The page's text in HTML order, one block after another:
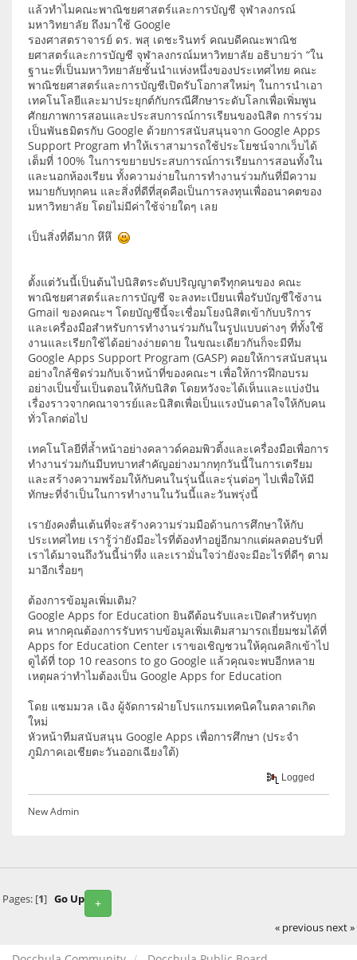
แล้วทำไมคณะพาณิชยศาสตร์และการบัญชี จุฬาลงกรณ์
มหาวิทยาลัย ถึงมาใช้ Google
รองศาสตราจารย์ ดร. พสุ เดชะรินทร์ คณบดีคณะพาณิช
ยศาสตร์และการบัญชี จุฬาลงกรณ์มหาวิทยาลัย อธิบายว่า “ใน
ฐานะที่เป็นมหาวิทยาลัยชั้นนำแห่งหนึ่งของประเทศไทย คณะ
พาณิชยศาสตร์และการบัญชีเปิดรับโอกาสใหม่ๆ ในการนำเอา
เทคโนโลยีและมาประยุกต์กับกรณีศึกษาระดับโลกเพื่อเพิ่มพูน
ศักยภาพการสอนและประสบการณ์การเรียนของนิสิต การร่วม
เป็นพันธมิตรกับ Google ด้วยการสนับสนุนจาก Google Apps
Support Program ทำให้เราสามารถใช้ประโยชน์จากเว็บได้
เต็มที่ 100% ในการขยายประสบการณ์การเรียนการสอนทั้งใน
และนอกห้องเรียน ทั้งความง่ายในการทำงานร่วมกันที่มีความ
หมายกับทุกคน และสิ่งที่ดีที่สุดคือเป็นการลงทุนเพื่ออนาคตของ
มหาวิทยาลัย โดยไม่มีค่าใช้จ่ายใดๆ เลย
เป็นสิ่งที่ดีมาก หึหึ
ตั้งแต่วันนี้เป็นต้นไปนิสิตระดับปริญญาตรีทุกคนของ คณะ
พาณิชยศาสตร์และการบัญชี จะลงทะเบียนเพื่อรับบัญชีใช้งาน
Gmail ของคณะฯ โดยบัญชีนี้จะเชื่อมโยงนิสิตเข้ากับบริการ
และเครื่องมือสำหรับการทำงานร่วมกันในรูปแบบต่างๆ ที่ทั้งใช้
งานและเรียกใช้ได้อย่างง่ายดาย ในขณะเดียวกันก็จะมีทีม
Google Apps Support Program (GASP) คอยให้การสนับสนุน
อย่างใกล้ชิดร่วมกับเจ้าหน้าที่ของคณะฯ เพื่อให้การฝึกอบรม
อย่างเป็นขั้นเป็นตอนให้กับนิสิต โดยหวังจะได้เห็นและแบ่งปัน
เรื่องราวจากคณาจารย์และนิสิตเพื่อเป็นแรงบันดาลใจให้กับคน
ทั่วโลกต่อไป
เทคโนโลยีที่ล้ำหน้าอย่างคลาวด์คอมพิวติ้งและเครื่องมือเพื่อการ
ทำงานร่วมกันมีบทบาทสำคัญอย่างมากทุกวันนี้ในการเตรียม
และสร้างความพร้อมให้กับคนในรุ่นนี้และรุ่นต่อๆ ไปเพื่อให้มี
ทักษะที่จำเป็นในการทำงานในวันนี้และวันพรุ่งนี้
เรายังคงตื่นเต้นที่จะสร้างความร่วมมือด้านการศึกษาให้กับ
ประเทศไทย เรารู้ว่ายังมีอะไรที่ต้องทำอยู่อีกมากแต่ผลตอบรับที่
เราได้มาจนถึงวันนี้น่าทึ่ง และเรามั่นใจว่ายังจะมีอะไรที่ดีๆ ตาม
มาอีกเรื่อยๆ
ต้องการข้อมูลเพิ่มเติม​?
Google Apps for Education ยินดีต้อนรับและเปิดสำหรับทุก
คน หากคุณต้องการรับทราบข้อมูลเพิ่มเติมสามารถเยี่ยมชมได้ที่
Apps for Education Center เราขอเชิญชวนให้คุณคลิกเข้าไป
ดูได้ที่ top 10 reasons to go Google แล้วคุณจะพบอีกหลาย
เหตุผลว่าทำไมต้องเป็น Google Apps for Education
โดย แซมมวล เฉิง ผู้จัดการฝ่ายโปรแกรมเทคนิคในตลาดเกิด
ใหม่
หัวหน้าทีมสนับสนุน Google Apps เพื่อการศึกษา (ประจำ
ภูมิภาคเอเชียตะวันออกเฉียงใต้)
Logged
New Admin
+
Pages: [1] Go Up
« previous next »